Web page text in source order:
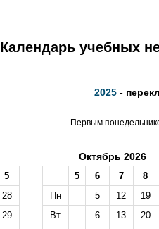
Календарь учебных
2025 -
Первым
5
28
29
Октябрь 2026
5 6 7
8
Пн
5 12
19
Вт
6 13
20